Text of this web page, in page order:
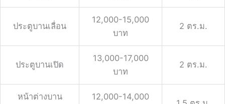
ประตูบานเลื่อน
12,000-15,000
บาท
2 ตร.ม.
ประตูบานเปิด
13,000-17,000
บาท
2 ตร.ม.
หน้าต่างบาน
12,000-14,000